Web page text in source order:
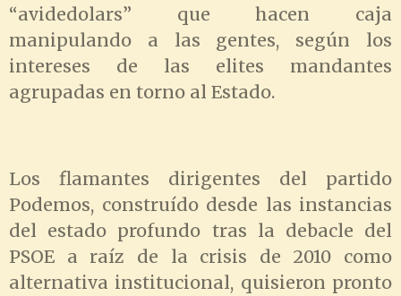
“avidedolars” que hacen caja
manipulando a las gentes, según los
intereses de las elites mandantes
agrupadas en torno al Estado.
Los flamantes dirigentes del partido
Podemos, construído desde las instancias
del estado profundo tras la debacle del
PSOE a raíz de la crisis de 2010 como
alternativa institucional, quisieron pronto